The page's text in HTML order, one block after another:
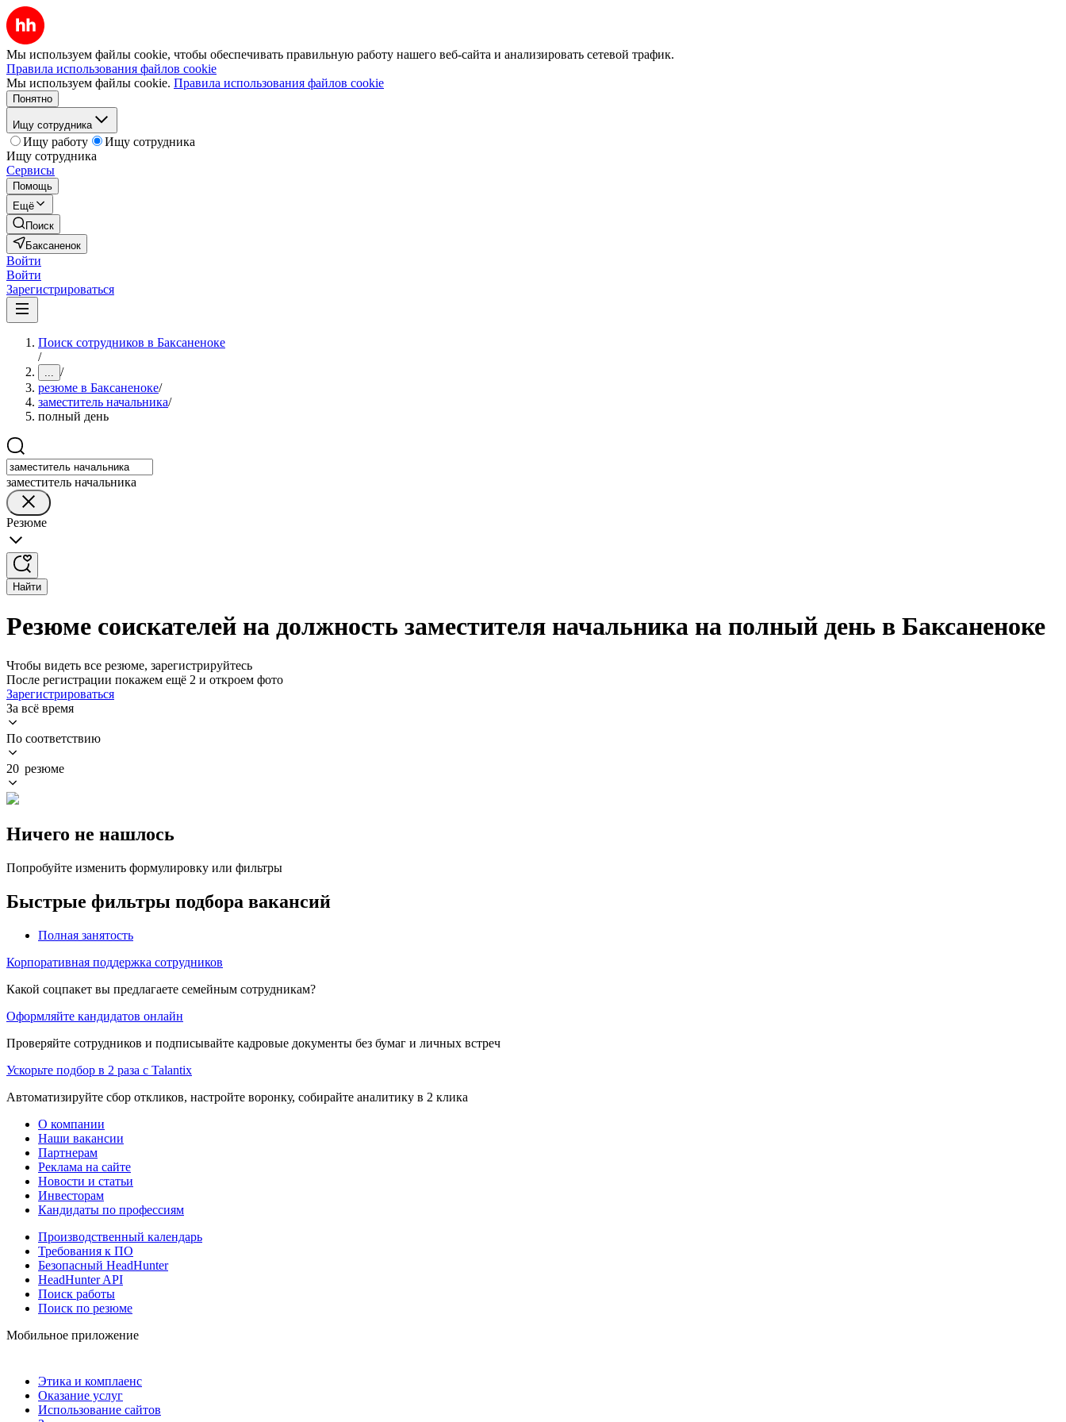
Мы используем файлы cookie, чтобы обеспечивать правильную работу нашего веб-сайта и анализировать сетевой трафик.
Правила использования файлов cookie
Мы используем файлы cookie. Правила использования файлов cookie
Понятно
Ищу сотрудника
Ищу работу
Ищу сотрудника
Ищу сотрудника
Сервисы
Помощь
Ещё
Поиск
Баксаненок
Войти
Войти
Зарегистрироваться
Поиск сотрудников в Баксаненоке
/
... /
резюме в Баксаненоке/
заместитель начальника/
полный день
заместитель начальника
Резюме
Найти
Резюме соискателей на должность заместителя начальника на полный день в Баксаненоке
Чтобы видеть все резюме, зарегистрируйтесь
После регистрации покажем ещё 2 и откроем фото
Зарегистрироваться
За всё время
По соответствию
20 резюме
Ничего не нашлось
Попробуйте изменить формулировку или фильтры
Быстрые фильтры подбора вакансий
Полная занятость
Корпоративная поддержка сотрудников
Какой соцпакет вы предлагаете семейным сотрудникам?
Оформляйте кандидатов онлайн
Проверяйте сотрудников и подписывайте кадровые документы без бумаг и личных встреч
Ускорьте подбор в 2 раза с Talantix
Автоматизируйте сбор откликов, настройте воронку, собирайте аналитику в 2 клика
О компании
Наши вакансии
Партнерам
Реклама на сайте
Новости и статьи
Инвесторам
Кандидаты по профессиям
Производственный календарь
Требования к ПО
Безопасный HeadHunter
HeadHunter API
Поиск работы
Поиск по резюме
Мобильное приложение
Этика и комплаенс
Оказание услуг
Использование сайтов